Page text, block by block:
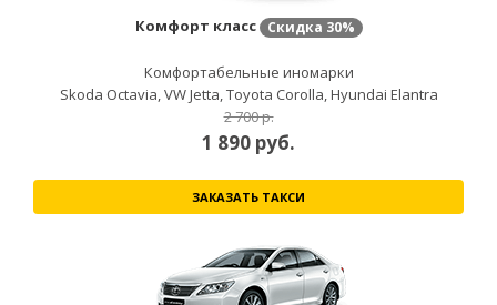
Комфорт класс Скидка 30%
Комфортабельные иномарки
Skoda Octavia, VW Jetta, Toyota Corolla, Hyundai Elantra
2 700 р.
1 890 руб.
ЗАКАЗАТЬ ТАКСИ